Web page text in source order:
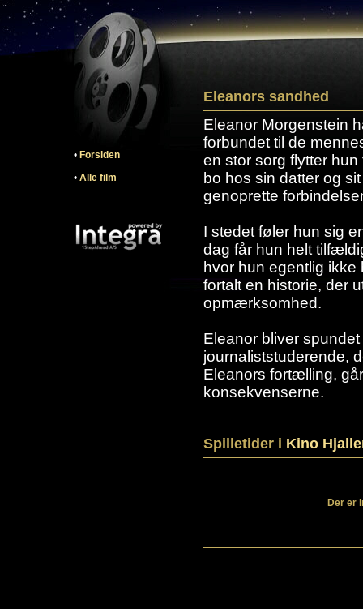
• Forsiden
• Alle film
Eleanors sandhed
Eleanor Morgenstein
forbundet til de
en stor sorg flytter hun
bo hos sin datter og
genoprette
I stedet føler hun sig
dag får hun helt
hvor hun egentlig
fortalt en historie, der
opmærksomhed.
Eleanor bliver
journaliststuderende,
Eleanors fortælling,
konsekvenserne.
Spilletider i Kino
Der er